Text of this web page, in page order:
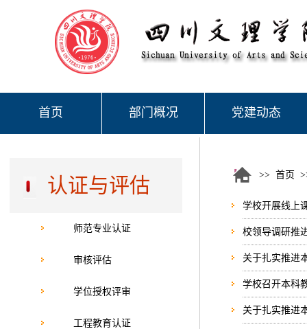
首页 部门概况 党建动态
认证与评估
师范专业认证
审核评估
学位授权评审
工程教育认证
>> 首页
学校开展线上
校领导调研推
关于扎实推进
学校召开本科
关于扎实推进